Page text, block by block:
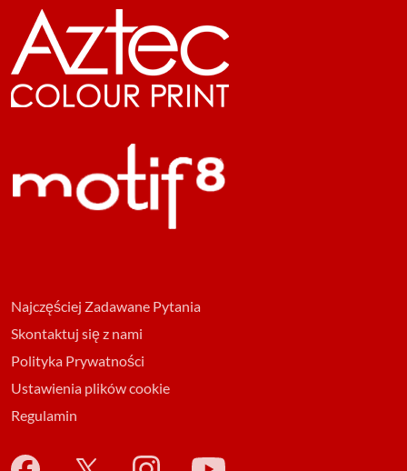
Najczęściej Zadawane Pytania
Skontaktuj się z nami
Polityka Prywatności
Ustawienia plików cookie
Regulamin